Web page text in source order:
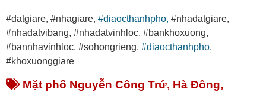
#datgiare, #nhagiare, #diaocthanhpho, #nhadatgiare,
#nhadatvibang, #nhadatvinhloc, #bankhoxuong,
#bannhavinhloc, #sohongrieng, #diaocthanhpho,
#khoxuonggiare
Mặt phố Nguyễn Công Trứ, Hà Đông,